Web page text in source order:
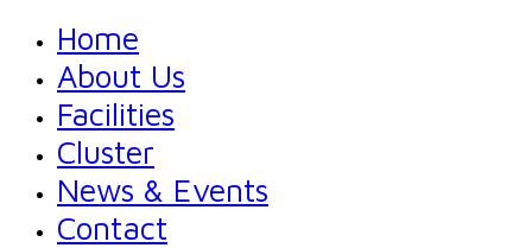
Home
About Us
Facilities
Cluster
News & Events
Contact